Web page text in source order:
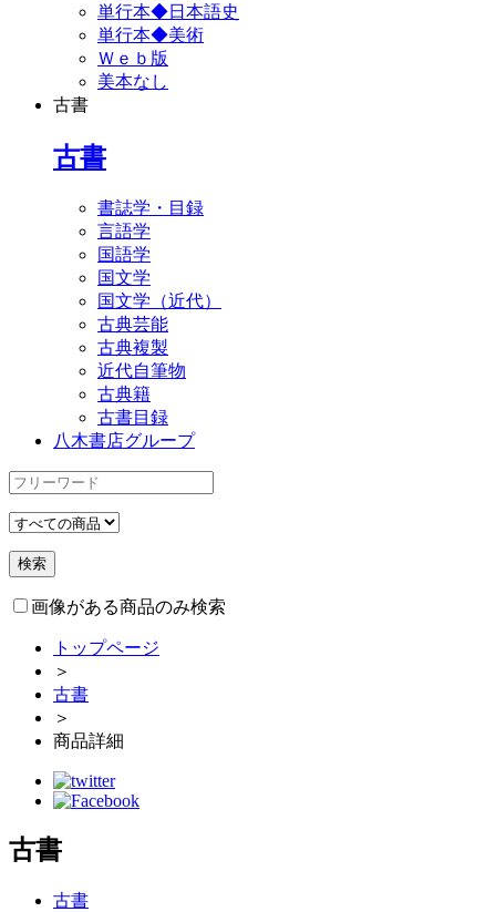
単行本◆日本語史
単行本◆美術
Ｗｅｂ版
美本なし
古書
古書
書誌学・目録
言語学
国語学
国文学
国文学（近代）
古典芸能
古典複製
近代自筆物
古典籍
古書目録
八木書店グループ
画像がある商品のみ検索
トップページ
＞
古書
＞
商品詳細
古書
古書